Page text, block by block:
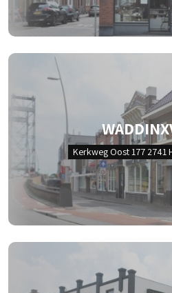
Kerkweg Oost 177 2741